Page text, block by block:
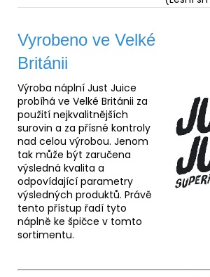
Vyrobeno ve Velké
Británii
Výroba náplní Just Juice
probíhá ve Velké Británii za
použití nejkvalitnějších
surovin a za přísné kontroly
nad celou výrobou. Jenom
tak může být zaručena
výsledná kvalita a
odpovídající parametry
výsledných produktů. Právě
tento přístup řadí tyto
náplně ke špičce v tomto
sortimentu.